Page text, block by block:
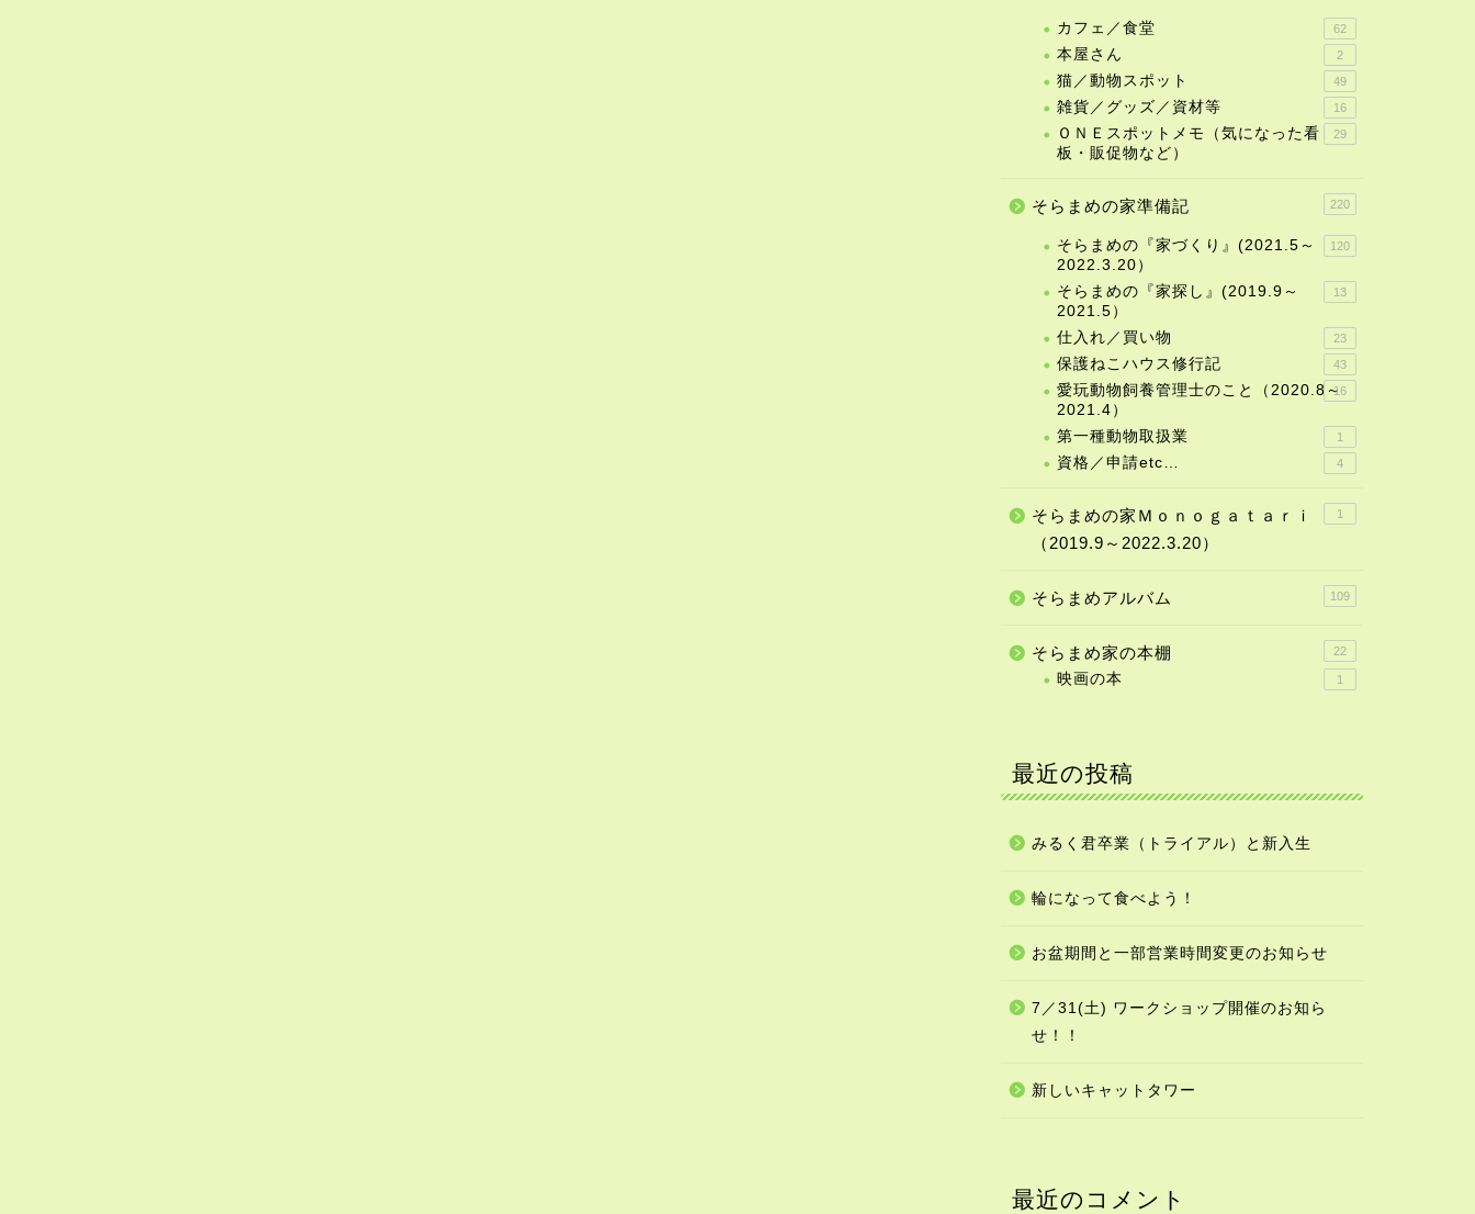
カフェ／食堂 62
本屋さん 2
猫／動物スポット 49
雑貨／グッズ／資材等 16
ＯＮＥスポットメモ（気になった看
板・販促物など）
29
そらまめの家準備記 220
そらまめの『家づくり』(2021.5～
2022.3.20）
120
そらまめの『家探し』(2019.9～
2021.5）
13
仕入れ／買い物 23
保護ねこハウス修行記 43
愛玩動物飼養管理士のこと（2020.8～
2021.4）
16
第一種動物取扱業 1
資格／申請etc… 4
そらまめの家Ｍｏｎｏｇａｔａｒｉ
（2019.9～2022.3.20）
1
そらまめアルバム 109
そらまめ家の本棚 22
映画の本 1
最近の投稿
みるく君卒業（トライアル）と新入生
輪になって食べよう！
お盆期間と一部営業時間変更のお知らせ
7／31(土) ワークショップ開催のお知ら
せ！！
新しいキャットタワー
最近のコメント